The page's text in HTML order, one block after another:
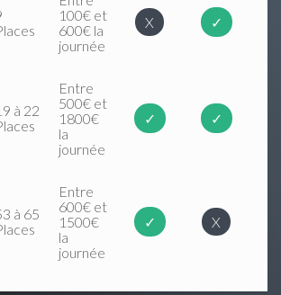
100€ et
600€ la
journée
X ✓
à 22
Entre
500€ et
1800€
la
journée
✓ ✓
à 65
Entre
600€ et
1500€
la
journée
✓ X